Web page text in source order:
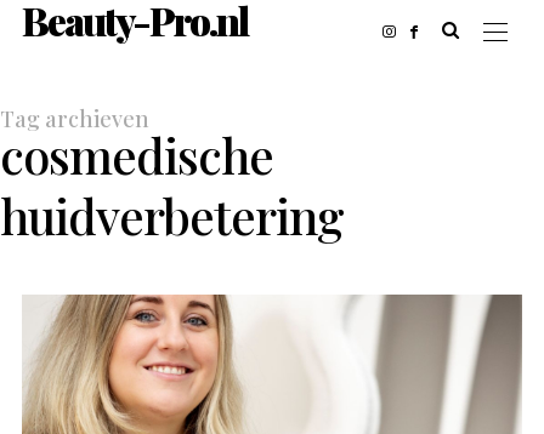
Beauty-Pro.nl
Tag archieven
cosmedische
huidverbetering